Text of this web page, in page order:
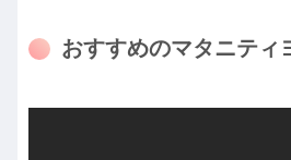
おすすめのマタニティ